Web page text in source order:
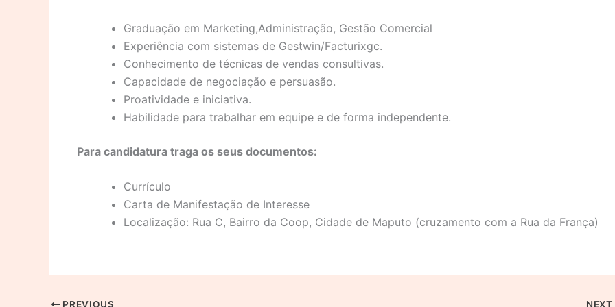
Graduação em Marketing,Administração, Gestão Comercial
Experiência com sistemas de Gestwin/Facturixgc.
Conhecimento de técnicas de vendas consultivas.
Capacidade de negociação e persuasão.
Proatividade e iniciativa.
Habilidade para trabalhar em equipe e de forma independente.
Para candidatura traga os seus documentos:
Currículo
Carta de Manifestação de Interesse
Localização: Rua C, Bairro da Coop, Cidade de Maputo (cruzamento com a Rua da França)
PREVIOUS NEXT